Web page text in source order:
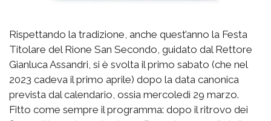
Rispettando la tradizione, anche quest’anno la Festa
Titolare del Rione San Secondo, guidato dal Rettore
Gianluca Assandri, si è svolta il primo sabato (che nel
2023 cadeva il primo aprile) dopo la data canonica
prevista dal calendario, ossia mercoledì 29 marzo.
Fitto come sempre il programma: dopo il ritrovo dei